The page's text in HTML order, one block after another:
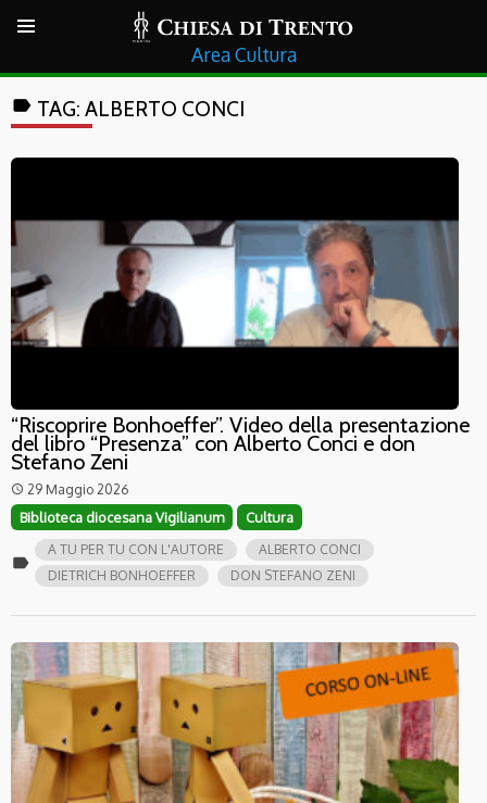
Cultura
label TAG: ALBERTO CONCI
“Riscoprire Bonhoeffer”. Video della presentazione
del libro “Presenza” con Alberto Conci e don
Stefano Zeni
access_time 29 Maggio 2026
Biblioteca diocesana Vigilianum Cultura
label
A TU PER TU CON L'AUTORE
ALBERTO CONCI
DIETRICH BONHOEFFER
DON STEFANO ZENI